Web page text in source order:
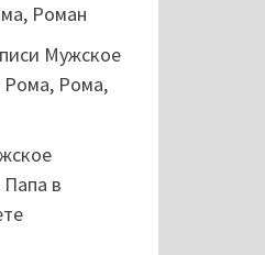
Роман
Мужское
Рома, Рома,
в